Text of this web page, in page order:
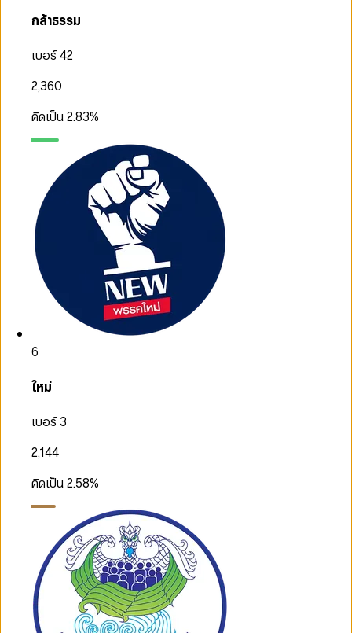
กล้าธรรม
เบอร์ 42
2,360
คิดเป็น2.83%
6
ใหม่
เบอร์ 3
2,144
คิดเป็น2.58%